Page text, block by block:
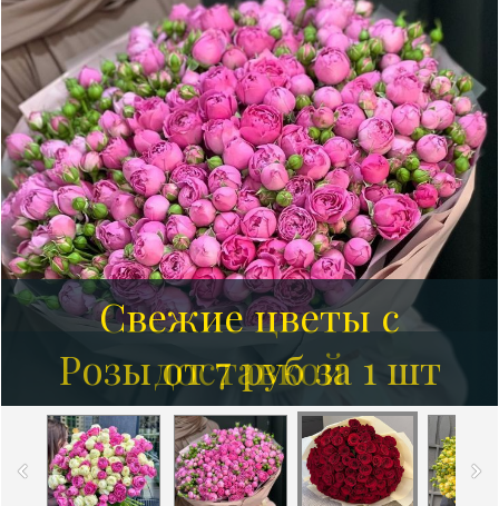
Свежие цветы с
доставкой
Розы от 7 руб за 1 шт